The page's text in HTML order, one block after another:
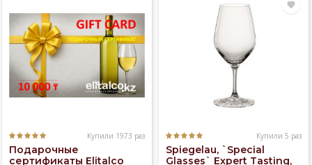
Купили 1973 раз
Подарочные
сертификаты Elitalco
Купили 5 раз
Spiegelau, `Special
Glasses` Expert Tasting,